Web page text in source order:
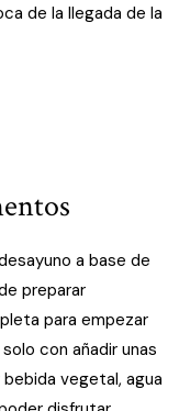
de la llegada de la
a base de
preparar
para empezar
con añadir unas
vegetal, agua